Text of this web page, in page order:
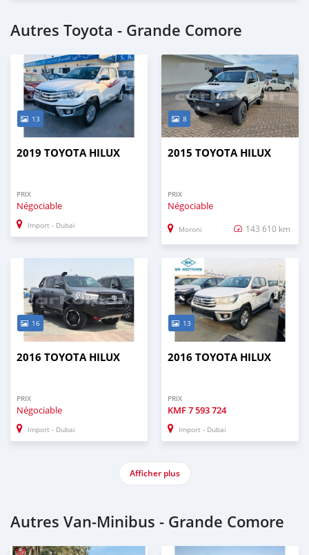
Autres Toyota - Grande Comore
13
2019 TOYOTA HILUX
PRIX
Négociable
Import - Dubai
8
2015 TOYOTA HILUX
PRIX
Négociable
Moroni 143 610 km
16
2016 TOYOTA HILUX
PRIX
Négociable
Import - Dubai
13
2016 TOYOTA HILUX
PRIX
KMF7 593 724
Import - Dubai
Afficher plus
Autres Van‒Minibus - Grande Comore